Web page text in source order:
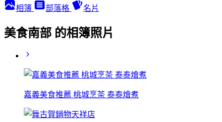
相簿 部落格 名片
美食南部 的相簿照片
嘉義美食推薦 桃城烹茶 泰泰燴煮